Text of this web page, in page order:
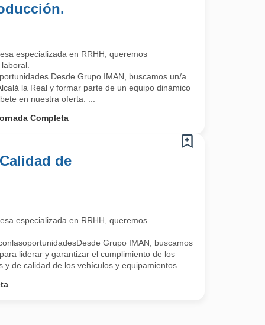
especializada en RRHH, queremos
Desde Grupo IMAN, buscamos un/a
la Real y formar parte de un equipo dinámico
en nuestra oferta. ...
Completa
de
especializada en RRHH, queremos
Grupo IMAN, buscamos
liderar y garantizar el cumplimiento de los
de calidad de los vehículos y equipamientos ...